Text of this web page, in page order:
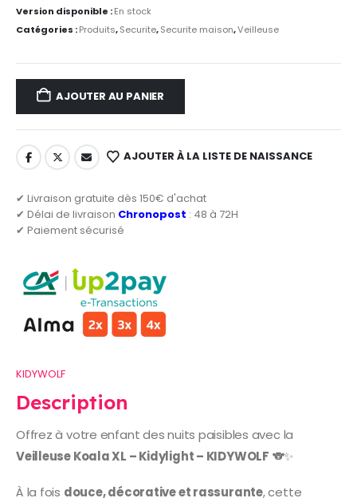
Version disponible :En stock
Catégories :Produits,Securite,Securite maison,Veilleuse
AJOUTER AU PANIER
AJOUTER À LA LISTE DE NAISSANCE
✔ Livraison gratuite dès 150€ d'achat
✔ Délai de livraison Chronopost : 48 à 72H
✔ Paiement sécurisé
KIDYWOLF
Description
Offrez à votre enfant des nuits paisibles avec la
Veilleuse Koala XL – Kidylight – KIDYWOLF 🐨✨
À la fois douce, décorative et rassurante, cette